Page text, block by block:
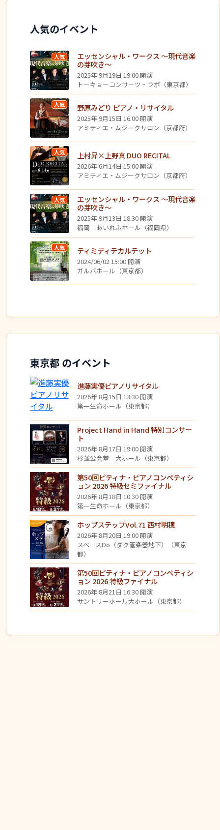
人気のイベント
人気
エッセンシャル・ワークス ～現代音楽
の芽吹き～
2025年 9月19日 19:00 開演
トーキョーコンサーツ・ラボ（東京都）
人気 野原みどり ピアノ・リサイタル
2025年 9月15日 16:00 開演
アミティエ・ムジークサロン（京都府）
人気 上村昇×上野真 DUO RECITAL
2026年 6月14日 15:00 開演
アミティエ・ムジークサロン（京都府）
人気
エッセンシャル・ワークス ～現代音楽
の芽吹き～
2025年 9月13日 18:30 開演
福岡 あいれふホール（福岡県）
人気 ティミディテカルテット
2024/06/02 15:00 開演
ガルバホール（東京都）
東京都 のイベント
進藤実優ピアノリサイタル
2026年 8月15日 13:30 開演
第一生命ホール（東京都）
Project Hand in Hand 特別コンサー
ト
2026年 8月17日 19:00 開演
杉並公会堂 大ホール（東京都）
第50回ピティナ・ピアノコンペティシ
ョン 2026 特級セミファイナル
2026年 8月18日 10:30 開演
第一生命ホール（東京都）
ホップステップVol.71 西村明穂
2026年 8月20日 19:00 開演
スペースDo（ダク管楽器地下）（東京
都）
第50回ピティナ・ピアノコンペティシ
ョン 2026 特級ファイナル
2026年 8月21日 16:30 開演
サントリーホール大ホール（東京都）